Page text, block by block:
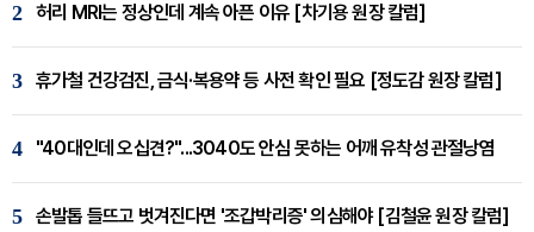
2 허리 MRI는 정상인데 계속 아픈 이유 [차기용 원장 칼럼]
3 휴가철 건강검진, 금식·복용약 등 사전 확인 필요 [정도감 원장 칼럼]
4 "40대인데 오십견?"...3040도 안심 못하는 어깨 유착성 관절낭염
5 손발톱 들뜨고 벗겨진다면 '조갑박리증' 의심해야 [김철윤 원장 칼럼]